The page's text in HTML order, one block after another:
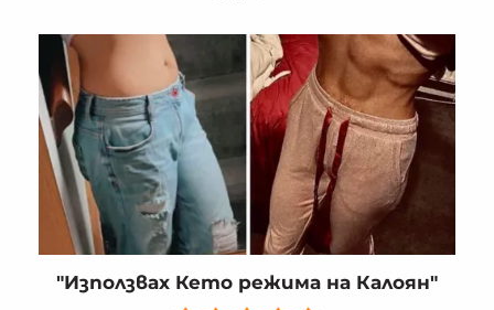
"Използвах Кето режима на Калоян"